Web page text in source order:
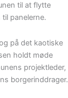
til at flytte
panelerne.
på det kaotiske
holdt møde
projektleder,
borgerinddrager.